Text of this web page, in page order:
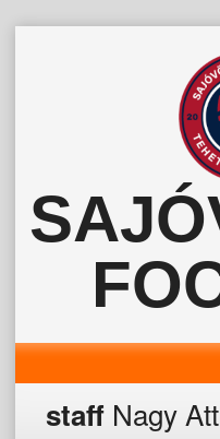
staff Nagy